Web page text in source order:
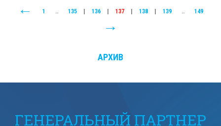
1 .. 135 136 137 138 139 .. 149
АРХИВ
ГЕНЕРАЛЬНЫЙ ПАРТНЕР